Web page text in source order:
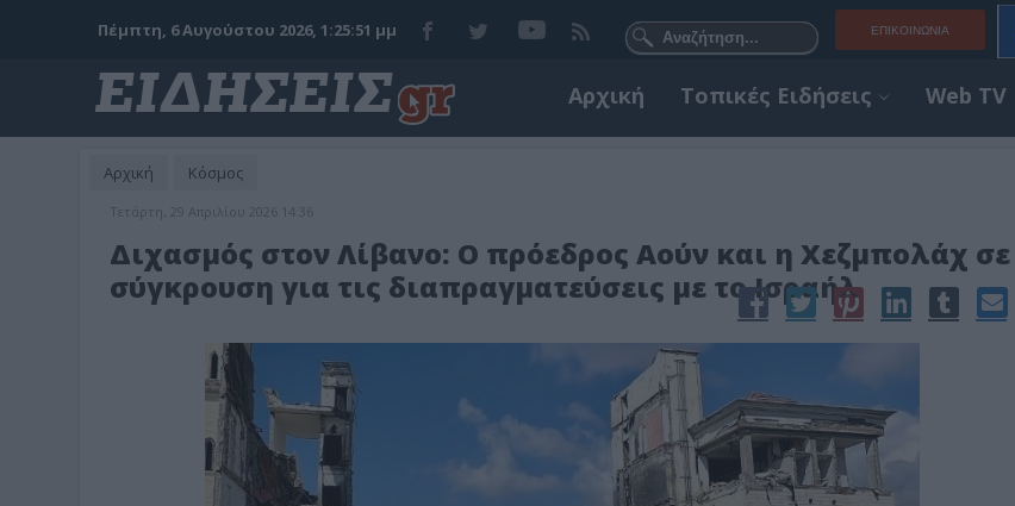
ΕΠΙΚΟΙΝΩΝΊΑ
Πέμπτη, 6 Αυγούστου 2026, 1:25:53 μμ
Αρχική Τοπικές Ειδήσεις Web TV
Αρχική Κόσμος
Τετάρτη, 29 Απριλίου 2026 14:36
Διχασμός στον Λίβανο: Ο πρόεδρος Αούν και η Χεζμπολάχ σε
σύγκρουση για τις διαπραγματεύσεις με το Ισραήλ